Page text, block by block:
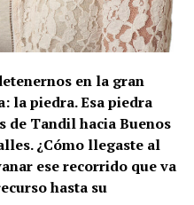
en la gran
la piedra. Esa piedra
de Tandil hacia Buenos
¿Cómo llegaste al
ese recorrido que va
hasta su